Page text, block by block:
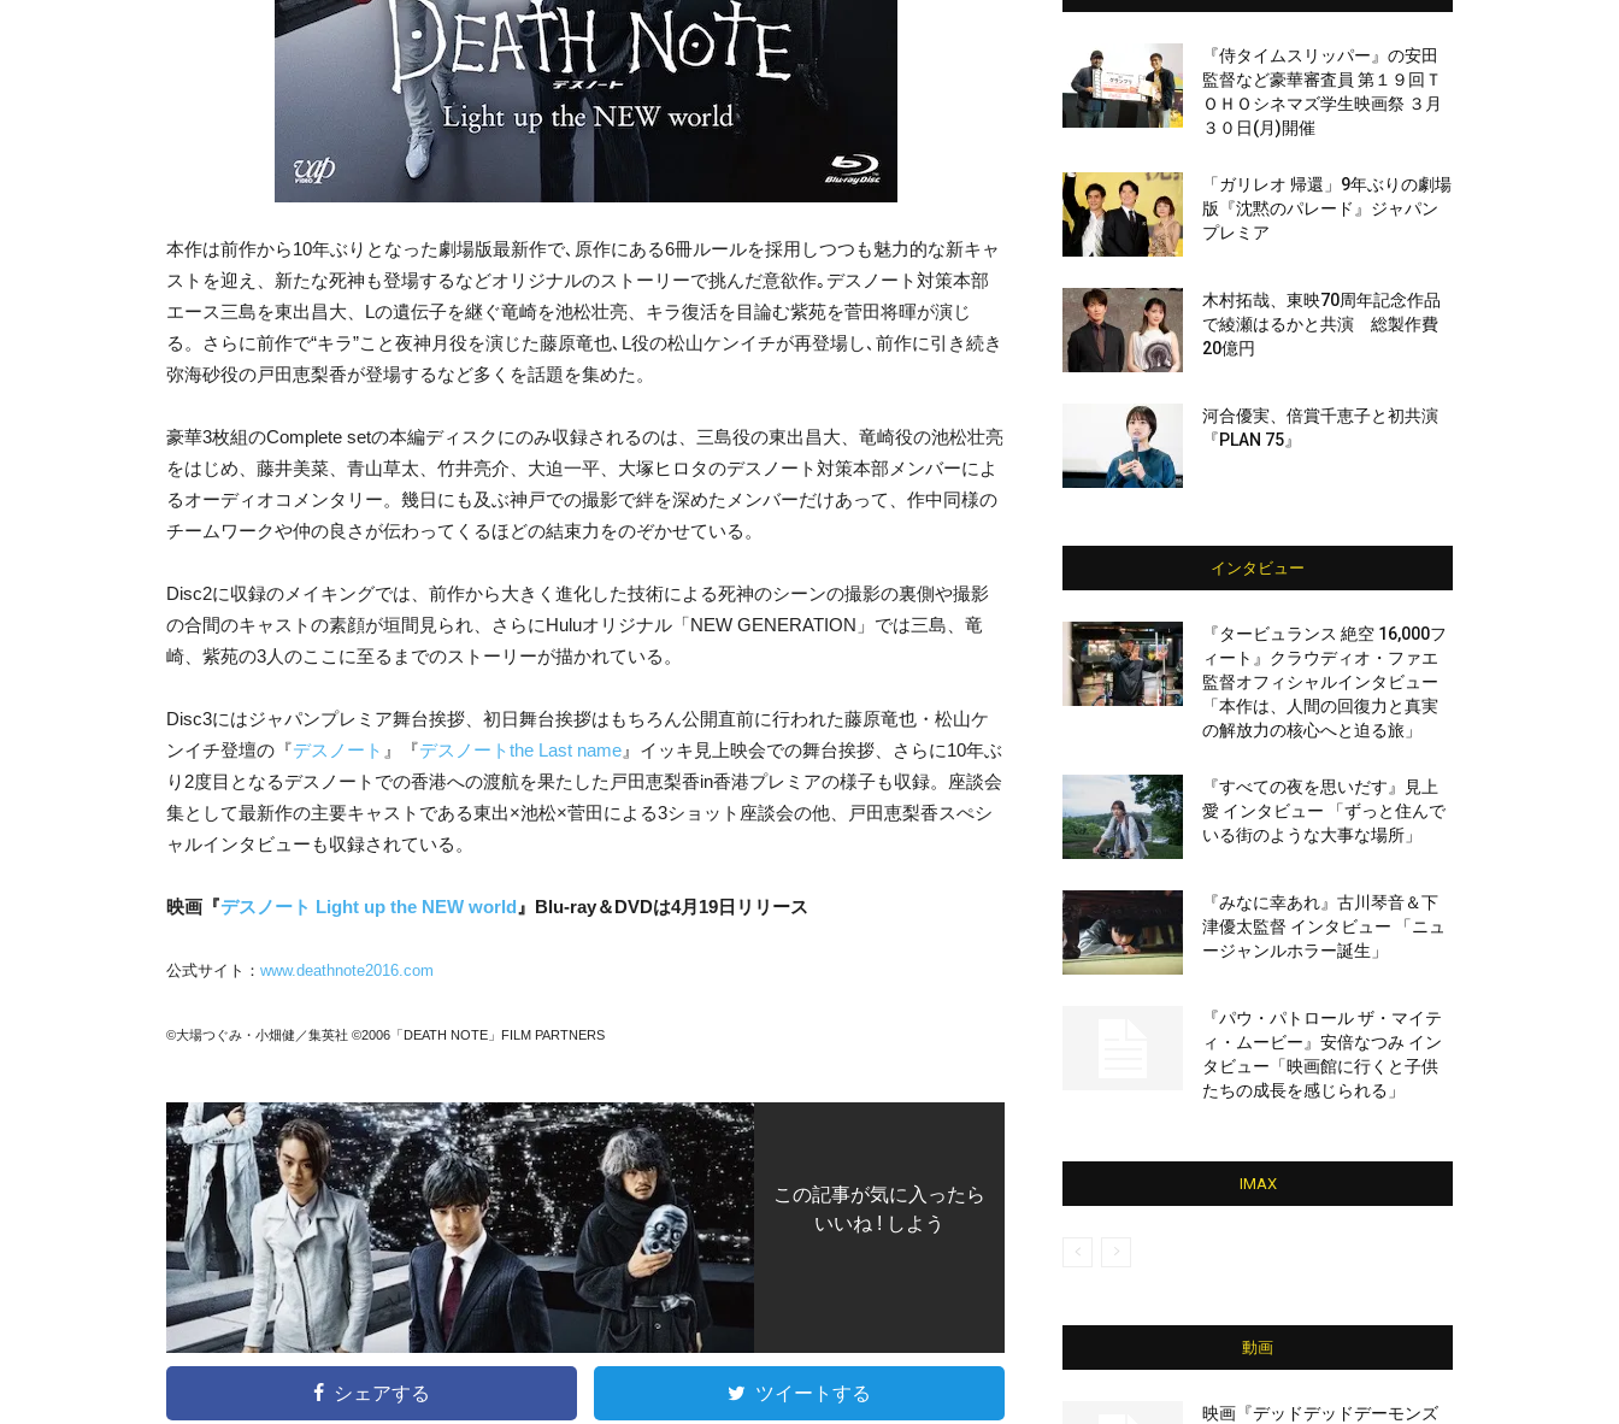
本作は前作から10年ぶりとなった劇場版最新作で､原作にある6冊ルールを採用しつつも魅力的な新キャ
ストを迎え、新たな死神も登場するなどオリジナルのストーリーで挑んだ意欲作｡デスノート対策本部
エース三島を東出昌大、Lの遺伝子を継ぐ竜崎を池松壮亮、キラ復活を目論む紫苑を菅田将暉が演じ
る。さらに前作で“キラ”こと夜神月役を演じた藤原竜也､L役の松山ケンイチが再登場し､前作に引き続き
弥海砂役の戸田恵梨香が登場するなど多くを話題を集めた。
豪華3枚組のComplete setの本編ディスクにのみ収録されるのは、三島役の東出昌大、竜崎役の池松壮亮
をはじめ、藤井美菜、青山草太、竹井亮介、大迫一平、大塚ヒロタのデスノート対策本部メンバーによ
るオーディオコメンタリー。幾日にも及ぶ神戸での撮影で絆を深めたメンバーだけあって、作中同様の
チームワークや仲の良さが伝わってくるほどの結束力をのぞかせている。
Disc2に収録のメイキングでは、前作から大きく進化した技術による死神のシーンの撮影の裏側や撮影
の合間のキャストの素顔が垣間見られ、さらにHuluオリジナル「NEW GENERATION」では三島、竜
崎、紫苑の3人のここに至るまでのストーリーが描かれている。
Disc3にはジャパンプレミア舞台挨拶、初日舞台挨拶はもちろん公開直前に行われた藤原竜也・松山ケ
ンイチ登壇の『デスノート 』『デスノートthe Last name 』イッキ見上映会での舞台挨拶、さらに10年ぶ
り2度目となるデスノートでの香港への渡航を果たした戸田恵梨香in香港プレミアの様子も収録。座談会
集として最新作の主要キャストである東出×池松×菅田による3ショット座談会の他、戸田恵梨香スぺシ
ャルインタビューも収録されている。
映画『デスノート Light up the NEW world 』Blu-ray＆DVDは4月19日リリース
公式サイト： www.deathnote2016.com
©大場つぐみ・小畑健／集英社 ©2006「DEATH NOTE」FILM PARTNERS
この記事が気に入ったら
いいね ! しよう
シェアする ツイートする
『侍タイムスリッパー』の安田
監督など豪華審査員 第１９回Ｔ
ＯＨＯシネマズ学生映画祭 ３月
３０日(月)開催
「ガリレオ 帰還」9年ぶりの劇場
版『沈黙のパレード』ジャパン
プレミア
木村拓哉、東映70周年記念作品
で綾瀬はるかと共演 総製作費
20億円
河合優実、倍賞千恵子と初共演
『PLAN 75』
インタビュー
『タービュランス 絶空 16,000フ
ィート』クラウディオ・ファエ
監督オフィシャルインタビュー
「本作は、人間の回復力と真実
の解放力の核心へと迫る旅」
『すべての夜を思いだす』見上
愛 インタビュー 「ずっと住んで
いる街のような大事な場所」
『みなに幸あれ』古川琴音＆下
津優太監督 インタビュー 「ニュ
ージャンルホラー誕生」
『パウ・パトロール ザ・マイテ
ィ・ムービー』安倍なつみ イン
タビュー「映画館に行くと子供
たちの成長を感じられる」
IMAX
動画
映画『デッドデッドデーモンズ